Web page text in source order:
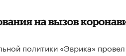
на вызов
политики «Эврика»